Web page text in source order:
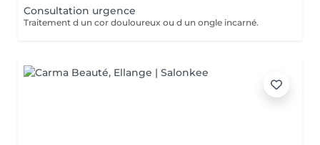
Consultation urgence
Traitement d un cor douloureux ou d un ongle incarné.